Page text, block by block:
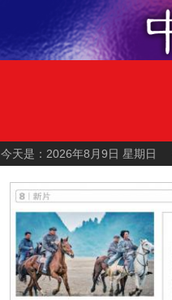
今天是：2026年8月9日 星期日